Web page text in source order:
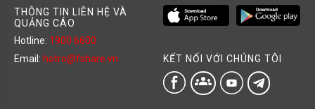
THÔNG TIN LIÊN HỆ VÀ
QUẢNG CÁO
Hotline: 1900 6600
Email: hotro@fshare.vn KẾT NỐI VỚI CHÚNG TÔI
groups